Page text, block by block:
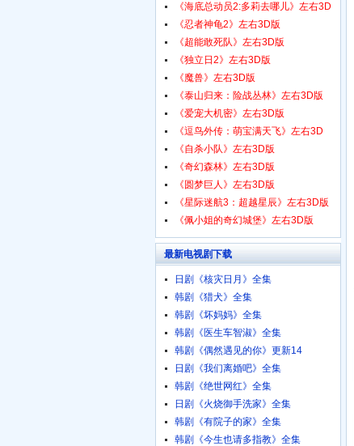
《海底总动员2:多莉去哪儿》左右3D
版
《忍者神龟2》左右3D版
《超能敢死队》左右3D版
《独立日2》左右3D版
《魔兽》左右3D版
《泰山归来：险战丛林》左右3D版
《爱宠大机密》左右3D版
《逗鸟外传：萌宝满天飞》左右3D
版
《自杀小队》左右3D版
《奇幻森林》左右3D版
《圆梦巨人》左右3D版
《星际迷航3：超越星辰》左右3D版
《佩小姐的奇幻城堡》左右3D版
最新电视剧下载
日剧《核灾日月》全集
韩剧《猎犬》全集
韩剧《坏妈妈》全集
韩剧《医生车智淑》全集
韩剧《偶然遇见的你》更新14
日剧《我们离婚吧》全集
韩剧《绝世网红》全集
日剧《火烧御手洗家》全集
韩剧《有院子的家》全集
韩剧《今生也请多指教》全集